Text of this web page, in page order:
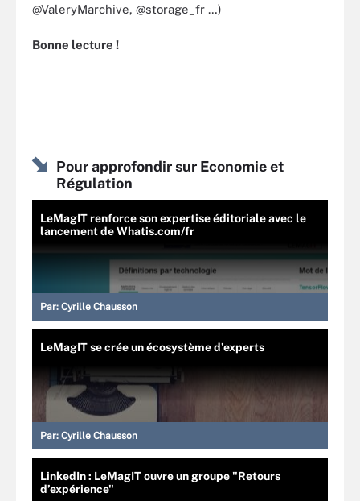
@ValeryMarchive, @storage_fr …)
Bonne lecture !
Pour approfondir sur Economie et
Régulation
LeMagIT renforce son expertise éditoriale avec le
lancement de Whatis.com/fr
Par: Cyrille Chausson
LeMagIT se crée un écosystème d’experts
Par: Cyrille Chausson
LinkedIn : LeMagIT ouvre un groupe "Retours
d’expérience"